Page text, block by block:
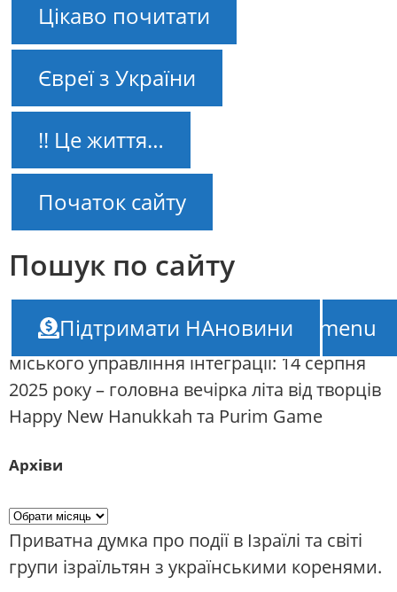
Цікаво почитати
Євреї з України
!! Це життя…
Початок сайту
Пошук по сайту
Хайфі – і українською: від Хайфського
міського управління інтеграції: 14 серпня
2025 року – головна вечірка літа від творців
Happy New Hanukkah та Purim Game
Архіви
Приватна думка про події в Ізраїлі та світі
групи ізраїльтян з українськими коренями.
TOP-menu
Підтримати НАновини